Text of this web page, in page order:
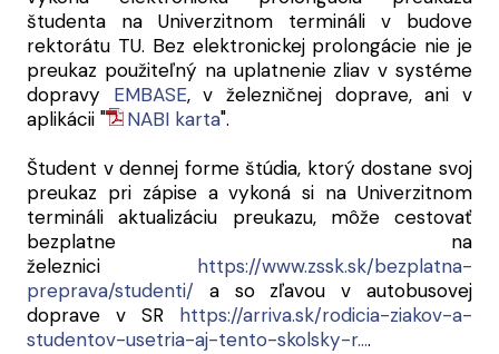
študenta na Univerzitnom termináli v budove
rektorátu TU. Bez elektronickej prolongácie nie je
preukaz použiteľný na uplatnenie zliav v systéme
dopravy EMBASE, v železničnej doprave, ani v
aplikácii "
NABI karta".
Študent v dennej forme štúdia, ktorý dostane svoj
preukaz pri zápise a vykoná si na Univerzitnom
termináli aktualizáciu preukazu, môže cestovať
bezplatne na
železnici https://www.zssk.sk/bezplatna-
preprava/studenti/ a so zľavou v autobusovej
doprave v SR https://arriva.sk/rodicia-ziakov-a-
studentov-usetria-aj-tento-skolsky-r….